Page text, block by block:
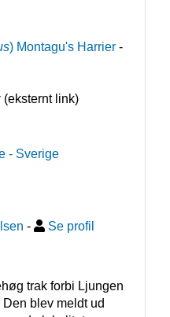
) Montagu's Harrier -
(eksternt link)
- Sverige
- Se profil
trak forbi Ljungen
blev meldt ud